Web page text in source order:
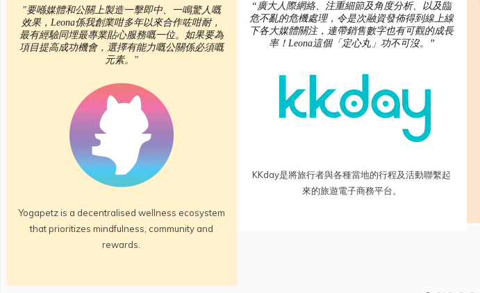
"要喺媒體和公關上製造一擊即中、一鳴驚人嘅
效果，Leona係我創業咁多年以來合作咗咁耐，
最有經驗同埋最專業貼心服務嘅一位。如果要為
項目提高成功機會，選擇有能力嘅公關係必須嘅
元素。"
Yogapetz is a decentralised wellness ecosystem
that prioritizes mindfulness, community and
rewards.
“廣大人際網絡、注重細節及角度分析、以及臨
危不亂的危機處理，令是次融資發佈得到線上線
下各大媒體關注，連帶銷售數字也有可觀的成長
率！Leona這個「定心丸」功不可沒。”
KKday是將旅行者與各種當地的行程及活動聯繫起
來的旅遊電子商務平台。